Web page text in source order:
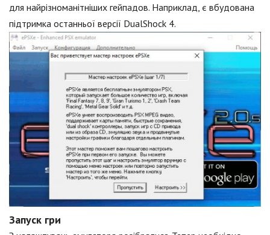
для найрізноманітніших гейпадов. Наприклад, є вбудована
підтримка останньої версії DualShock 4.
Запуск гри